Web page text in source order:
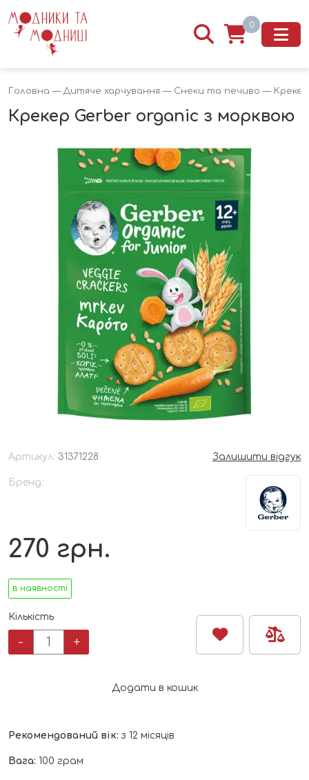
0
Головна — Дитяче харчування — Снеки та печиво —
Крекер Gerber organic з морквою
Артикул: 31371228 Залишити відгук
Бренд:
270 грн.
в наявності
Кількість
-
Крекер
+
Додати в кошик
Рекомендований вік: з 12 місяців
Вага: 100 грам